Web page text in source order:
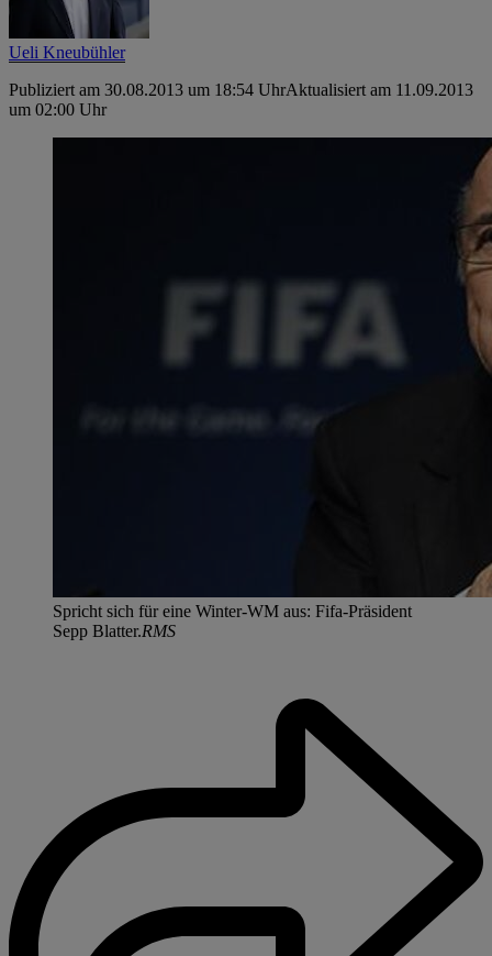
Ueli Kneubühler
Publiziert am 30.08.2013 um 18:54 UhrAktualisiert am 11.09.2013
um 02:00 Uhr
Spricht sich für eine Winter-WM aus: Fifa-Präsident
Sepp Blatter.RMS